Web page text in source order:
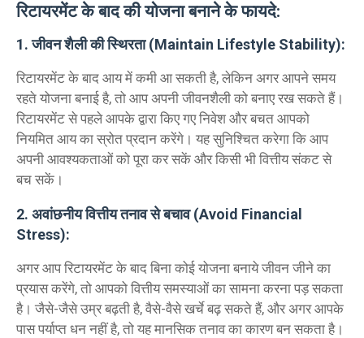
रिटायरमेंट के बाद की योजना बनाने के फायदे:
1. जीवन शैली की स्थिरता (Maintain Lifestyle Stability):
रिटायरमेंट के बाद आय में कमी आ सकती है, लेकिन अगर आपने समय
रहते योजना बनाई है, तो आप अपनी जीवनशैली को बनाए रख सकते हैं।
रिटायरमेंट से पहले आपके द्वारा किए गए निवेश और बचत आपको
नियमित आय का स्रोत प्रदान करेंगे। यह सुनिश्चित करेगा कि आप
अपनी आवश्यकताओं को पूरा कर सकें और किसी भी वित्तीय संकट से
बच सकें।
2. अवांछनीय वित्तीय तनाव से बचाव (Avoid Financial
Stress):
अगर आप रिटायरमेंट के बाद बिना कोई योजना बनाये जीवन जीने का
प्रयास करेंगे, तो आपको वित्तीय समस्याओं का सामना करना पड़ सकता
है। जैसे-जैसे उम्र बढ़ती है, वैसे-वैसे खर्चे बढ़ सकते हैं, और अगर आपके
पास पर्याप्त धन नहीं है, तो यह मानसिक तनाव का कारण बन सकता है।